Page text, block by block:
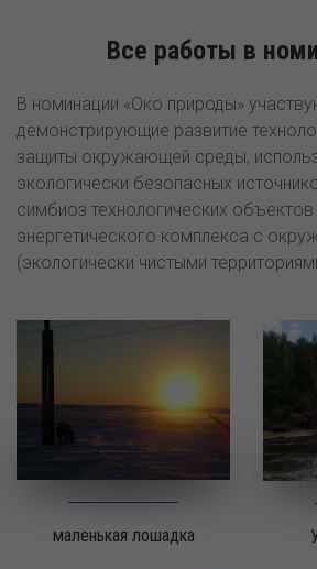
Все работы в
В номинации «Око природы»
демонстрирующие развитие
защиты окружающей среды,
экологически безопасных
симбиоз технологических объектов
энергетического комплекса с
(экологически чистыми
маленькая лошадка